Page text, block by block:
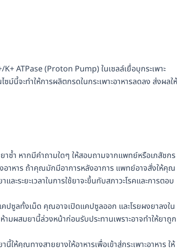
ATPase (Proton Pump) ในเซลล์เยื่อบุกระเพาะ
ม์นี้จะทำให้การผลิตกรดในกระเพาะอาหารลดลง ส่งผลให้
าซ้ำ หากมีคำถามใดๆ ให้สอบถามจากแพทย์หรือเภสัชกร
อาหาร ถ้าคุณมักมีอาการหลังอาการ แพทย์อาจสั่งให้คุณ
ระยะเวลาในการใช้ยาจะขึ้นกับสภาวะโรคและการตอบ
ซูลทั้งเม็ด คุณอาจเปิดแคปซูลออก และโรยผงยาลงใน
มผสมยานี้ล่วงหน้าก่อนรับประทานเพราะอาจทำให้ยาถูก
ห้คุณทางสายยางให้อาหารเพื่อเข้าสู่กระเพาะอาหาร ให้